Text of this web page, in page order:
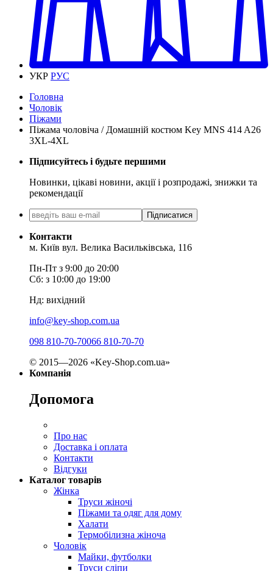
УКР РУС
Головна
Чоловік
Піжами
Піжама чоловіча / Домашній костюм Key MNS 414 A26
3XL-4XL
Підписуйтесь і будьте першими
Новинки, цікаві новини, акції і розпродажі, знижки та
рекомендації
Підписатися
Контакти
м. Київ вул. Велика Васильківська, 116
Пн-Пт з 9:00 до 20:00
Сб: з 10:00 до 19:00
Нд: вихідний
info@key-shop.com.ua
098 810-70-70066 810-70-70
© 2015—2026 «Key-Shop.com.ua»
Компанія
Допомога
Про нас
Доставка і оплата
Контакти
Відгуки
Каталог товарів
Жінка
Труси жіночі
Піжами та одяг для дому
Халати
Термобілизна жіноча
Чоловік
Майки, футболки
Труси сліпи